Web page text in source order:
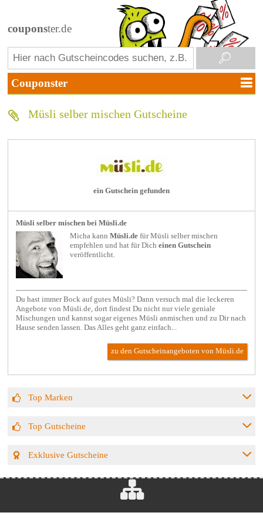
couponster.de
Müsli selber mischen Gutscheine
ein Gutschein gefunden
Müsli selber mischen bei Müsli.de
Micha kannMüsli.de fürMüsli selber mischen
empfehlen und hat für Dicheinen Gutschein
veröffentlicht.
Du hast immer Bock auf gutes Müsli? Dann versuch mal die leckeren
Angebote von Müsli.de, dort findest Du nicht nur viele geniale
Mischungen und kannst sogar eigenes Müsli anmischen und zu Dir nach
Hause senden lassen. Das Alles geht ganz einfach...
zu den Gutscheinangeboten von Müsli.de
Top Marken
Top Gutscheine
Exklusive Gutscheine